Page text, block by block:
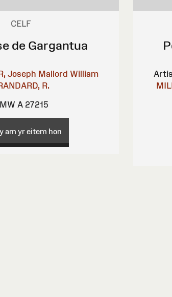
CELF
de Gargantua
Joseph Mallord William
R.
A 27215
am yr eitem hon